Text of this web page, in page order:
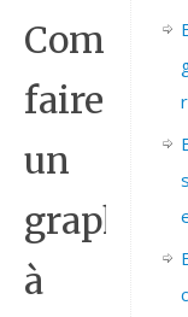
faire
un
à